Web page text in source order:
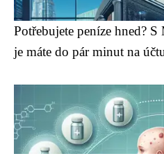
Potřebujete peníze hned?
je máte do pár minut na